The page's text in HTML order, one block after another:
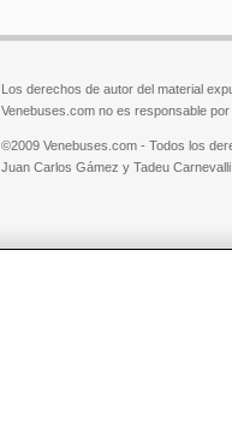
Los derechos de autor del material
Venebuses.com no es responsable
©2009 Venebuses.com - Todos los
Juan Carlos Gámez y Tadeu Carnevalli